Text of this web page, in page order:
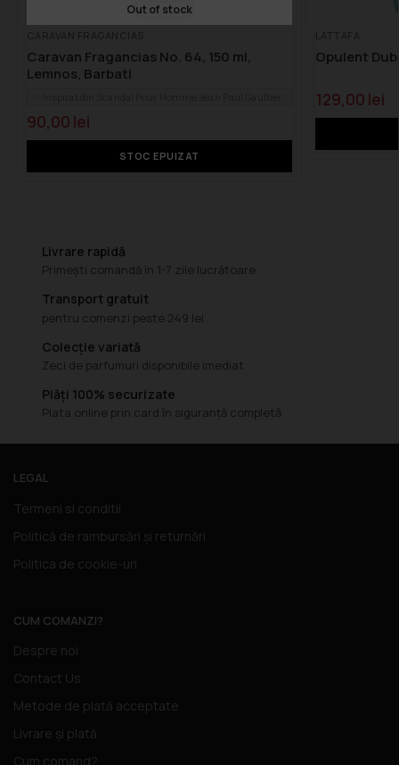
Out of stock
Caravan Fragancias No. 64, 150 ml,
Lemnos, Barbati
90,00 lei
STOC EPUIZAT
Opulent
129,00 lei
Livrare rapidă
Primești comandă în 1-7 zile lucrătoare
Transport gratuit
pentru comenzi peste 249 lei
Colecție variată
Zeci de parfumuri disponibile imediat
Plăți 100% securizate
Plata online prin card în siguranță completă
LEGAL
Termeni si conditii
Politică de rambursări și returnări
Politica de cookie-uri
CUM COMANZI?
Despre noi
Contact Us
Metode de plată acceptate
Livrare și plată
Cum comand?